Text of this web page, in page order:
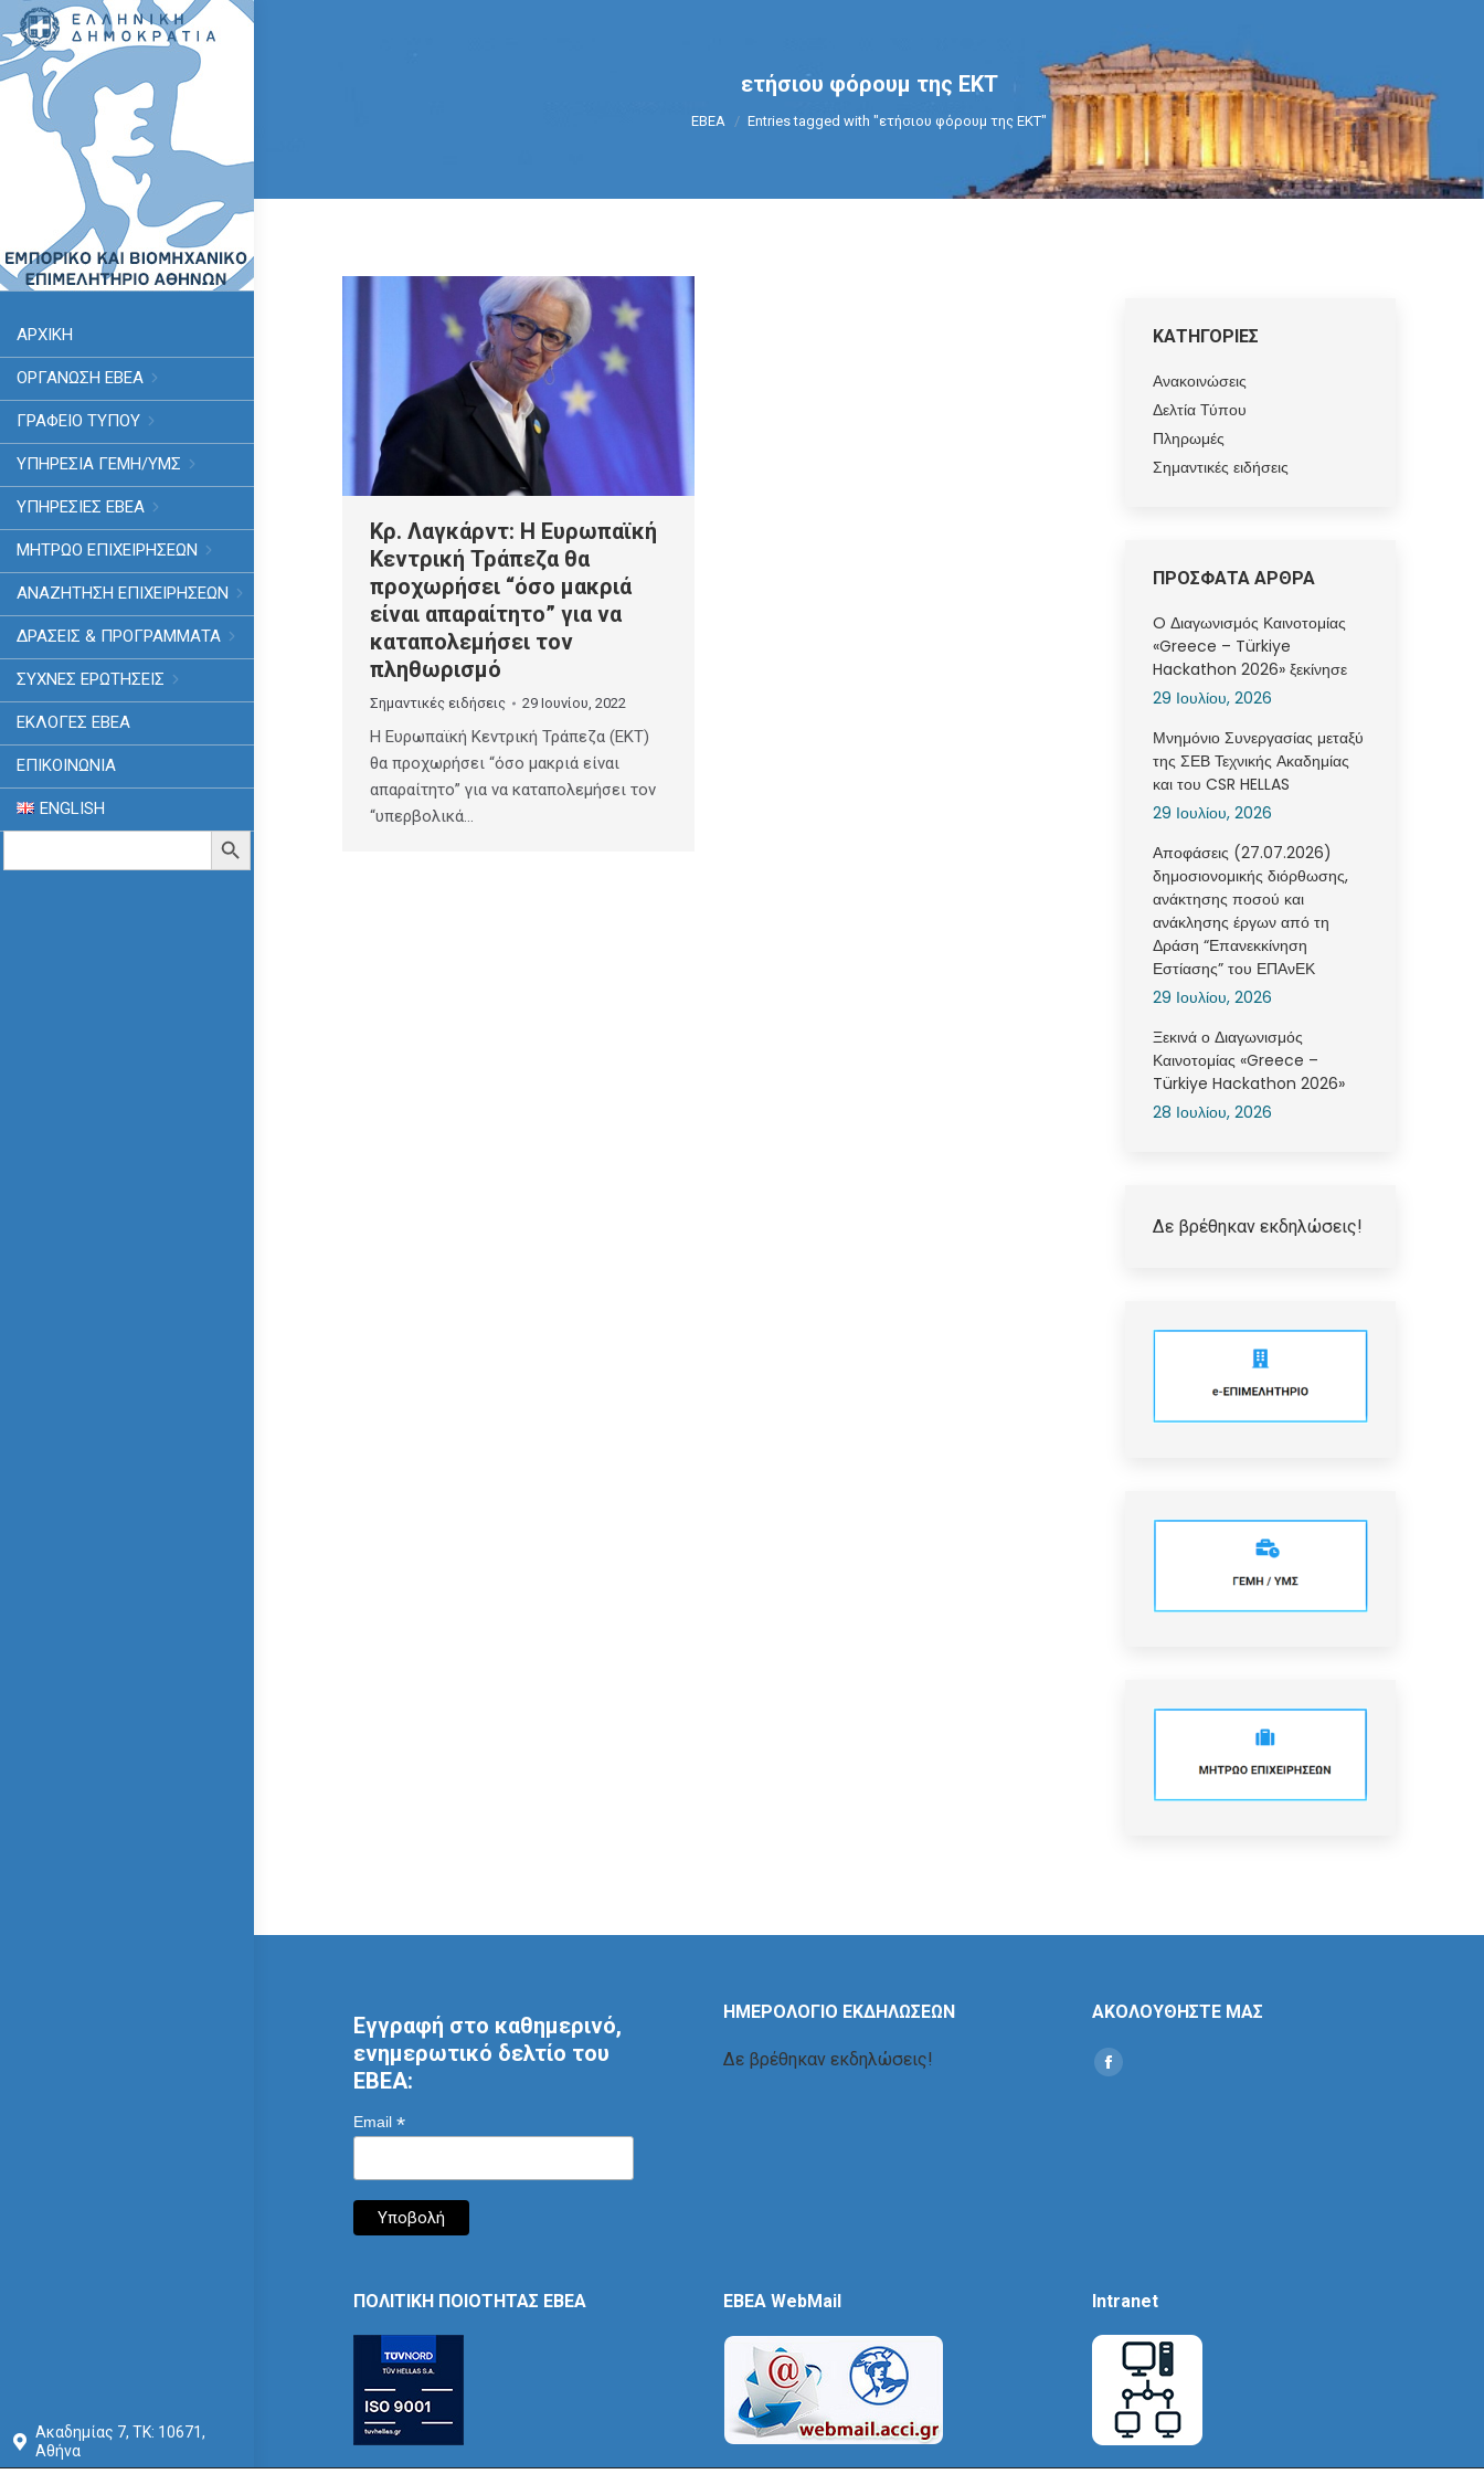
ΑΡΧΙΚΗ
ΟΡΓΑΝΩΣΗ ΕΒΕΑ
ΓΡΑΦΕΙΟ ΤΥΠΟΥ
ΥΠΗΡΕΣΊΑ ΓΕΜΗ/ΥΜΣ
ΥΠΗΡΕΣΙΕΣ ΕΒΕΑ
ΜΗΤΡΩΟ ΕΠΙΧΕΙΡΗΣΕΩΝ
ΑΝΑΖΗΤΗΣΗ ΕΠΙΧΕΙΡΗΣΕΩΝ
ΔΡΑΣΕΙΣ & ΠΡΟΓΡΑΜΜΑΤΑ
ΣΥΧΝΕΣ ΕΡΩΤΗΣΕΙΣ
ΕΚΛΟΓΈΣ ΕΒΕΑ
ΕΠΙΚΟΙΝΩΝΙΑ
ENGLISH
Search
Search Button
Ακαδημίας 7, ΤΚ: 10671,
Αθήνα
ετήσιου φόρουμ της ΕΚΤ
You are here:
ΕΒΕΑ Entries tagged with "ετήσιου φόρουμ της ΕΚΤ"
Κρ. Λαγκάρντ: Η Ευρωπαϊκή
Κεντρική Τράπεζα θα
προχωρήσει “όσο μακριά
είναι απαραίτητο” για να
καταπολεμήσει τον
πληθωρισμό
Σημαντικές ειδήσεις 29 Ιουνίου, 2022
Η Ευρωπαϊκή Κεντρική Τράπεζα (ΕΚΤ)
θα προχωρήσει “όσο μακριά είναι
απαραίτητο” για να καταπολεμήσει τον
“υπερβολικά…
ΚΑΤΗΓΟΡΙΕΣ
Ανακοινώσεις
Δελτία Τύπου
Πληρωμές
Σημαντικές ειδήσεις
ΠΡΟΣΦΑΤΑ ΑΡΘΡΑ
O Διαγωνισμός Καινοτομίας
«Greece – Türkiye
Hackathon 2026» ξεκίνησε
29 Ιουλίου, 2026
Μνημόνιο Συνεργασίας μεταξύ
της ΣΕΒ Τεχνικής Ακαδημίας
και του CSR HELLAS
29 Ιουλίου, 2026
Αποφάσεις (27.07.2026)
δημοσιονομικής διόρθωσης,
ανάκτησης ποσού και
ανάκλησης έργων από τη
Δράση “Επανεκκίνηση
Εστίασης” του ΕΠΑνΕΚ
29 Ιουλίου, 2026
Ξεκινά ο Διαγωνισμός
Καινοτομίας «Greece –
Türkiye Hackathon 2026»
28 Ιουλίου, 2026
Δε βρέθηκαν εκδηλώσεις!
Εγγραφή στο καθημερινό,
ενημερωτικό δελτίο του
ΕΒΕΑ:
Email *
ΗΜΕΡΟΛΟΓΙΟ ΕΚΔΗΛΩΣΕΩΝ
Δε βρέθηκαν εκδηλώσεις!
ΑΚΟΛΟΥΘΗΣΤΕ ΜΑΣ
Find us on:
Social
ΠΟΛΙΤΙΚΗ ΠΟΙΟΤΗΤΑΣ ΕΒΕΑ EBEA WebMail Intranet